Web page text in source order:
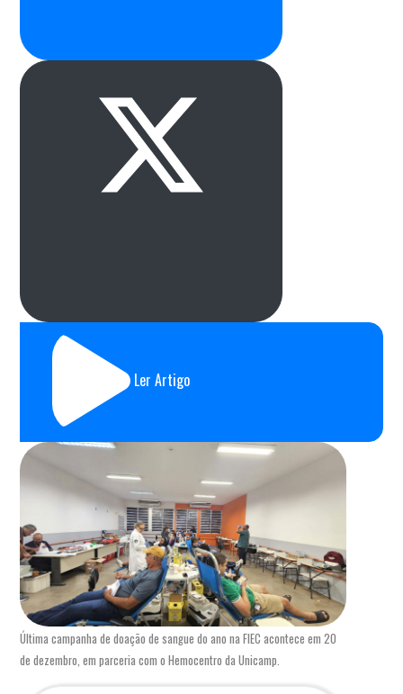
Ler Artigo
Última campanha de doação de sangue do ano na FIEC acontece em 20
de dezembro, em parceria com o Hemocentro da Unicamp.